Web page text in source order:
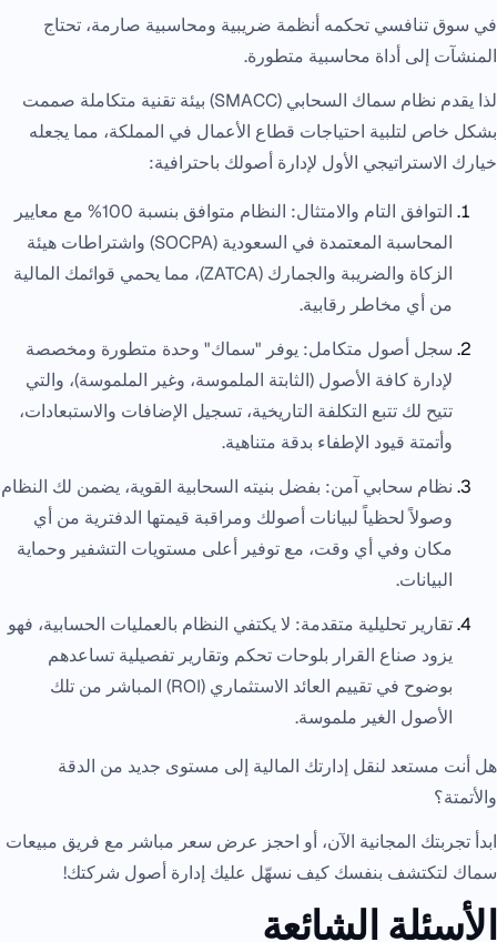
في سوق تنافسي تحكمه أنظمة ضريبية ومحاسبية صارمة، تحتاج
المنشآت إلى أداة محاسبية متطورة.
لذا يقدم نظام سماك السحابي (SMACC) بيئة تقنية متكاملة صممت
بشكل خاص لتلبية احتياجات قطاع الأعمال في المملكة، مما يجعله
خيارك الاستراتيجي الأول لإدارة أصولك باحترافية:
التوافق التام والامتثال: النظام متوافق بنسبة 100% مع معايير
المحاسبة المعتمدة في السعودية (SOCPA) واشتراطات هيئة
الزكاة والضريبة والجمارك (ZATCA)، مما يحمي قوائمك المالية
من أي مخاطر رقابية.
سجل أصول متكامل: يوفر "سماك" وحدة متطورة ومخصصة
لإدارة كافة الأصول (الثابتة الملموسة، وغير الملموسة)، والتي
تتيح لك تتبع التكلفة التاريخية، تسجيل الإضافات والاستبعادات،
وأتمتة قيود الإطفاء بدقة متناهية.
نظام سحابي آمن: بفضل بنيته السحابية القوية، يضمن لك النظام
وصولاً لحظياً لبيانات أصولك ومراقبة قيمتها الدفترية من أي
مكان وفي أي وقت، مع توفير أعلى مستويات التشفير وحماية
البيانات.
تقارير تحليلية متقدمة: لا يكتفي النظام بالعمليات الحسابية، فهو
يزود صناع القرار بلوحات تحكم وتقارير تفصيلية تساعدهم
بوضوح في تقييم العائد الاستثماري (ROI) المباشر من تلك
الأصول الغير ملموسة.
هل أنت مستعد لنقل إدارتك المالية إلى مستوى جديد من الدقة
والأتمتة؟
ابدأ تجربتك المجانية الآن، أو احجز عرض سعر مباشر مع فريق مبيعات
سماك لتكتشف بنفسك كيف نسهّل عليك إدارة أصول شركتك!
الأسئلة الشائعة